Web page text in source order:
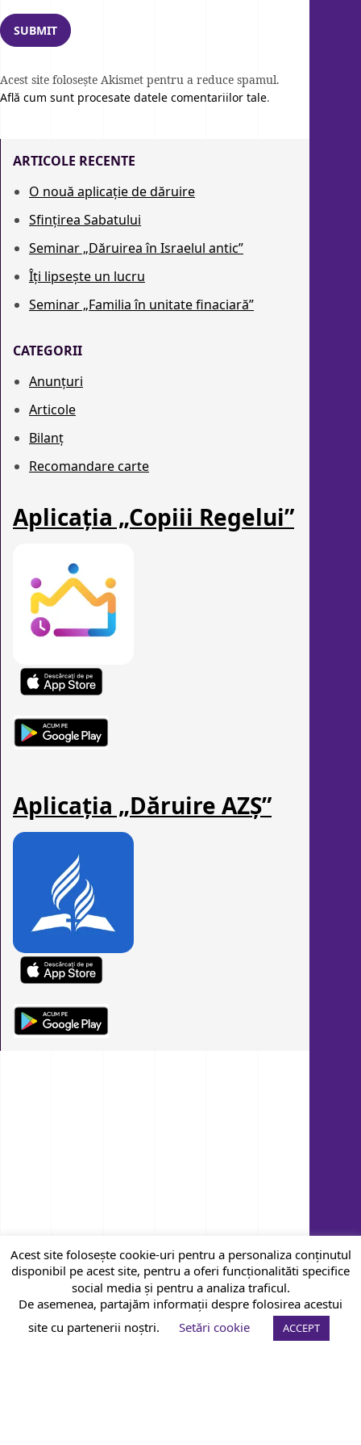
Acest site folosește Akismet pentru a reduce spamul.
Află cum sunt procesate datele comentariilor tale.
ARTICOLE RECENTE
O nouă aplicație de dăruire
Sfințirea Sabatului
Seminar „Dăruirea în Israelul antic”
Îți lipsește un lucru
Seminar „Familia în unitate finaciară”
CATEGORII
Anunțuri
Articole
Bilanț
Recomandare carte
Aplicația „Copiii Regelui”
Aplicația „Dăruire AZȘ”
Acest site folosește cookie-uri pentru a personaliza conținutul
disponibil pe acest site, pentru a oferi funcționalităti specifice
social media și pentru a analiza traficul.
De asemenea, partajăm informații despre folosirea acestui
site cu partenerii noștri.
Setări cookie ACCEPT